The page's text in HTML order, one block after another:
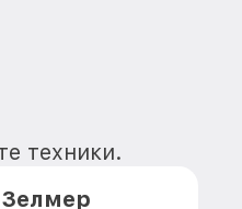
техники.
Зелмер